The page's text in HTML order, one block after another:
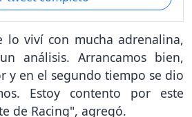
lo viví con mucha adrenalina,
análisis. Arrancamos bien,
y en el segundo tiempo se dio
Estoy contento por este
de Racing", agregó.